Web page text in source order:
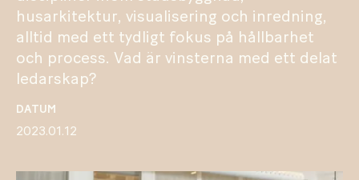
DATUM
2023.01.12
husarkitektur, visualisering och inredning,
alltid med ett tydligt fokus på hållbarhet
och process. Vad är vinsterna med ett delat
ledarskap?